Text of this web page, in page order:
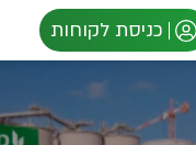
כניסת לקוחות